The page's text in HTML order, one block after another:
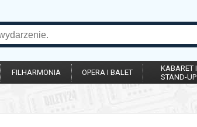
FILHARMONIA OPERA I BALET
KABARET I
STAND-UP